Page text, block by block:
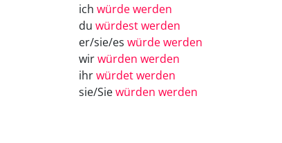
ich würde werden
du würdest werden
er/sie/es würde werden
wirwürden werden
ihrwürdet werden
sie/Siewürden werden